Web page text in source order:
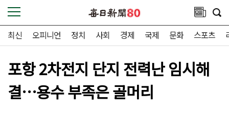
최신 오피니언 정치 사회 경제 국제 문화 스포츠
포항 2차전지 단지 전력난 임시해
결…용수 부족은 골머리